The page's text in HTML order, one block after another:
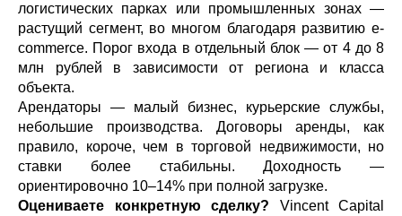
логистических парках или промышленных зонах —
растущий сегмент, во многом благодаря развитию e-
commerce. Порог входа в отдельный блок — от 4 до 8
млн рублей в зависимости от региона и класса
объекта.
Арендаторы — малый бизнес, курьерские службы,
небольшие производства. Договоры аренды, как
правило, короче, чем в торговой недвижимости, но
ставки более стабильны. Доходность —
ориентировочно 10–14% при полной загрузке.
Оцениваете конкретную сделку? Vincent Capital